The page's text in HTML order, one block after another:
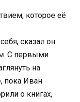
которое её
сказал он.
С первыми
на
пока Иван
о книгах,